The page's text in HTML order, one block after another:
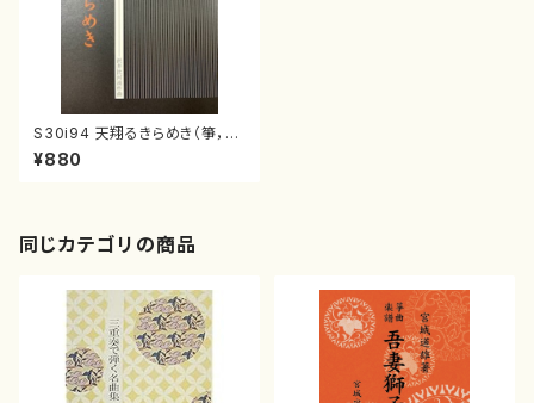
S30i94 天翔るきらめき（箏，1
7，尺/沢井比河流/楽譜）
¥880
同じカテゴリの商品